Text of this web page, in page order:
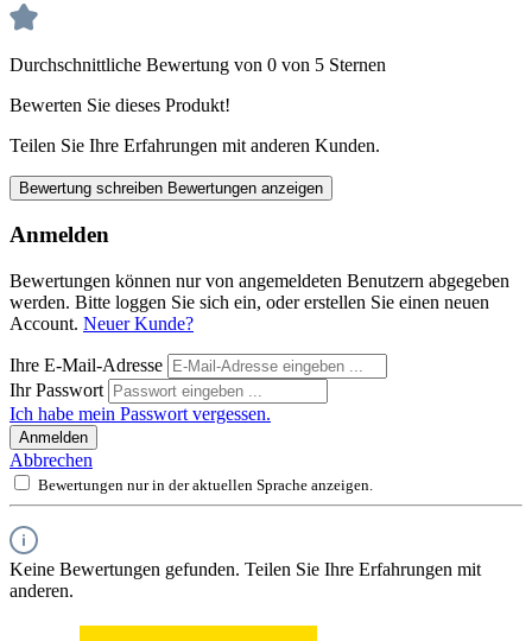
Durchschnittliche Bewertung von 0 von 5 Sternen
Bewerten Sie dieses Produkt!
Teilen Sie Ihre Erfahrungen mit anderen Kunden.
Bewertung schreiben Bewertungen anzeigen
Anmelden
Bewertungen können nur von angemeldeten Benutzern abgegeben
werden. Bitte loggen Sie sich ein, oder erstellen Sie einen neuen
Account. Neuer Kunde?
Ihre E-Mail-Adresse
Ihr Passwort
Ich habe mein Passwort vergessen.
Anmelden
Abbrechen
Bewertungen nur in der aktuellen Sprache anzeigen.
Keine Bewertungen gefunden. Teilen Sie Ihre Erfahrungen mit
anderen.